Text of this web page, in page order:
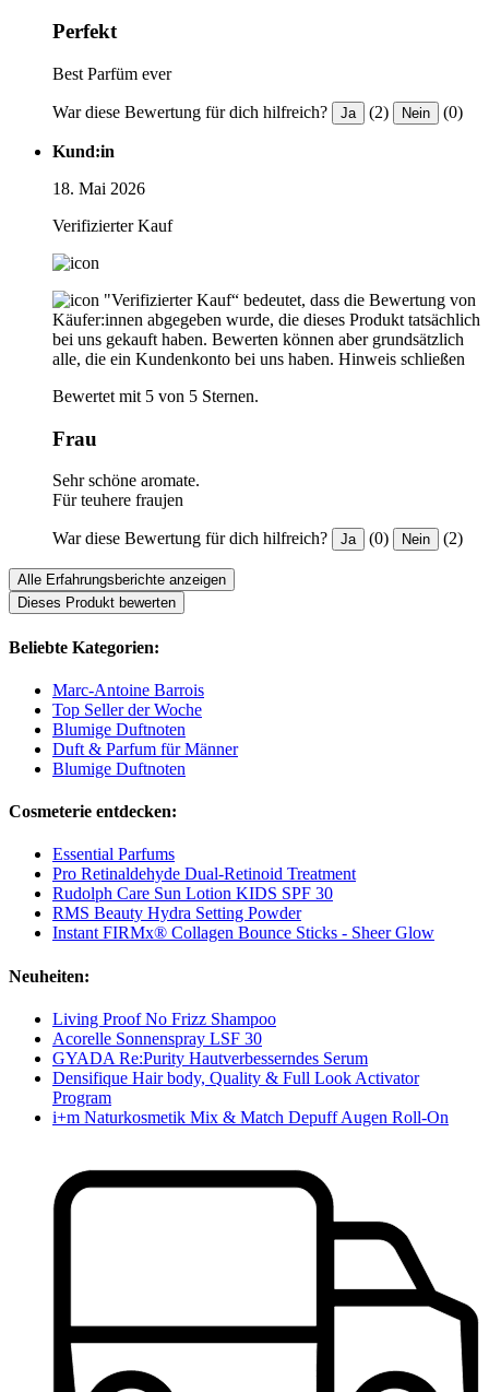
Perfekt
Best Parfüm ever
War diese Bewertung für dich hilfreich? Ja (2) Nein (0)
Kund:in
18. Mai 2026
Verifizierter Kauf
"Verifizierter Kauf“ bedeutet, dass die Bewertung von
Käufer:innen abgegeben wurde, die dieses Produkt tatsächlich
bei uns gekauft haben. Bewerten können aber grundsätzlich
alle, die ein Kundenkonto bei uns haben. Hinweis schließen
Bewertet mit 5 von 5 Sternen.
Frau
Sehr schöne aromate.
Für teuhere fraujen
War diese Bewertung für dich hilfreich? Ja (0) Nein (2)
Alle Erfahrungsberichte anzeigen
Dieses Produkt bewerten
Beliebte Kategorien:
Marc-Antoine Barrois
Top Seller der Woche
Blumige Duftnoten
Duft & Parfum für Männer
Blumige Duftnoten
Cosmeterie entdecken:
Essential Parfums
Pro Retinaldehyde Dual-Retinoid Treatment
Rudolph Care Sun Lotion KIDS SPF 30
RMS Beauty Hydra Setting Powder
Instant FIRMx® Collagen Bounce Sticks - Sheer Glow
Neuheiten:
Living Proof No Frizz Shampoo
Acorelle Sonnenspray LSF 30
GYADA Re:Purity Hautverbesserndes Serum
Densifique Hair body, Quality & Full Look Activator
Program
i+m Naturkosmetik Mix & Match Depuff Augen Roll-On